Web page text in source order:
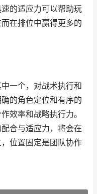
的适应力可以帮助玩
在排位中赢得更多的
一个，对战术执行和
的角色定位和有序的
效率和战略执行力。
合与适应力，将会在
位置固定是团队协作